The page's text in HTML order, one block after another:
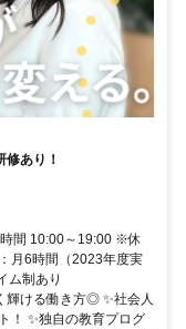
あり！
間 10:00～19:00 ※休
月6時間（2023年度実
ム制あり
輝ける働き方◎ ✨社会人
！ ✨独自の教育プログ